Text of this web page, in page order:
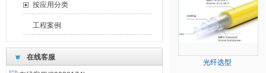
按应用分类
工程案例
在线客服
光纤选型